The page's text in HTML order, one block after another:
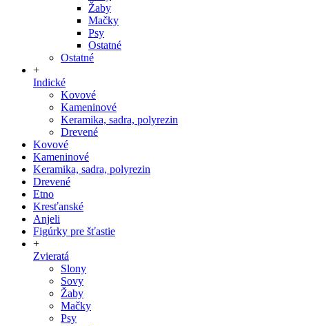
Žaby
Mačky
Psy
Ostatné
Ostatné
+
Indické
Kovové
Kameninové
Keramika, sadra, polyrezin
Drevené
Kovové
Kameninové
Keramika, sadra, polyrezin
Drevené
Etno
Kresťanské
Anjeli
Figúrky pre šťastie
+
Zvieratá
Slony
Sovy
Žaby
Mačky
Psy